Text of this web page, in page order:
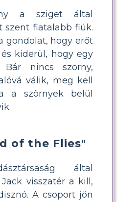
a sziget által
szent fiatalabb fiúk.
gondolat, hogy erőt
kiderül, hogy egy
Bár nincs szörny,
válik, meg kell
a szörnyek belül
of the Flies"
által
visszatér a kill,
A csoport jön